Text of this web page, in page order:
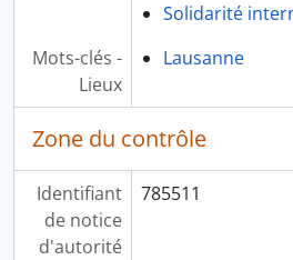
Solidarité
Mots-clés -
Lieux
Lausanne
Zone du contrôle
Identifiant
de notice
d'autorité
785511